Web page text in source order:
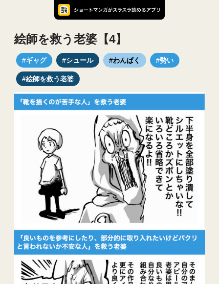
絵師を救う老婆【4】
#ギャグ #シュール #わんぱく #勢い
#絵師を救う老婆